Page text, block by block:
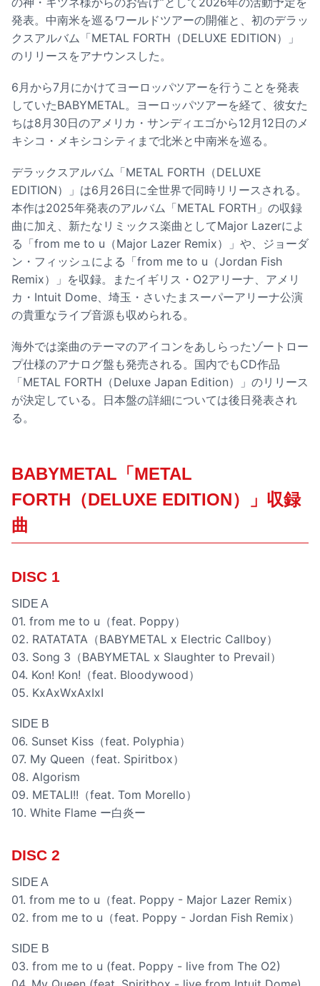
発表。中南米を巡るワールドツアーの開催と、初のデラッ
クスアルバム「METAL FORTH（DELUXE EDITION）」
のリリースをアナウンスした。
6月から7月にかけてヨーロッパツアーを行うことを発表
していたBABYMETAL。ヨーロッパツアーを経て、彼女た
ちは8月30日のアメリカ・サンディエゴから12月12日のメ
キシコ・メキシコシティまで北米と中南米を巡る。
デラックスアルバム「METAL FORTH（DELUXE
EDITION）」は6月26日に全世界で同時リリースされる。
本作は2025年発表のアルバム「METAL FORTH」の収録
曲に加え、新たなリミックス楽曲としてMajor Lazerによ
る「from me to u（Major Lazer Remix）」や、ジョーダ
ン・フィッシュによる「from me to u（Jordan Fish
Remix）」を収録。またイギリス・O2アリーナ、アメリ
カ・Intuit Dome、埼玉・さいたまスーパーアリーナ公演
の貴重なライブ音源も収められる。
海外では楽曲のテーマのアイコンをあしらったゾートロー
プ仕様のアナログ盤も発売される。国内でもCD作品
「METAL FORTH（Deluxe Japan Edition）」のリリース
が決定している。日本盤の詳細については後日発表され
る。
BABYMETAL「METAL
FORTH（DELUXE EDITION）」収録
曲
DISC 1
SIDE A
01. from me to u（feat. Poppy）
02. RATATATA（BABYMETAL x Electric Callboy）
03. Song 3（BABYMETAL x Slaughter to Prevail）
04. Kon! Kon!（feat. Bloodywood）
05. KxAxWxAxIxI
SIDE B
06. Sunset Kiss（feat. Polyphia）
07. My Queen（feat. Spiritbox）
08. Algorism
09. METALI!!（feat. Tom Morello）
10. White Flame ー白炎ー
DISC 2
SIDE A
01. from me to u（feat. Poppy - Major Lazer Remix）
02. from me to u（feat. Poppy - Jordan Fish Remix）
SIDE B
03. from me to u (feat. Poppy - live from The O2)